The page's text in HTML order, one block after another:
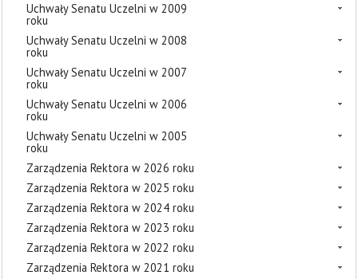
Uchwały Senatu Uczelni w 2009
roku
Uchwały Senatu Uczelni w 2008
roku
Uchwały Senatu Uczelni w 2007
roku
Uchwały Senatu Uczelni w 2006
roku
Uchwały Senatu Uczelni w 2005
roku
Zarządzenia Rektora w 2026 roku
Zarządzenia Rektora w 2025 roku
Zarządzenia Rektora w 2024 roku
Zarządzenia Rektora w 2023 roku
Zarządzenia Rektora w 2022 roku
Zarządzenia Rektora w 2021 roku